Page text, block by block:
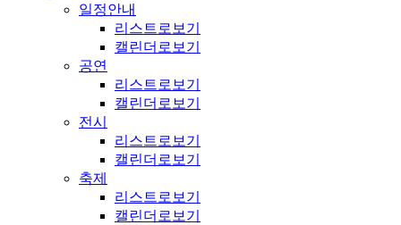
일정안내
리스트로보기
캘린더로보기
공연
리스트로보기
캘린더로보기
전시
리스트로보기
캘린더로보기
축제
리스트로보기
캘린더로보기